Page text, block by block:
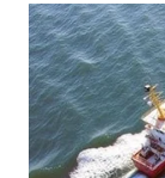
MANDALIKA
WN
LIKUPANG
WN